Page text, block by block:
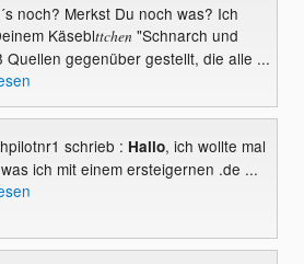
noch? Merkst Du noch was? Ich
Käseblttchen"Schnarch und
Quellen gegenüber gestellt, die alle ...
schrieb : Hallo, ich wollte mal
ich mit einem ersteigernen .de ...